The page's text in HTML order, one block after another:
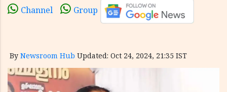
Channel Group
By Newsroom Hub Updated: Oct 24, 2024, 21:35 IST